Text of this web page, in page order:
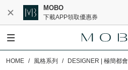
MOBO
下載APP領取優惠券
HOME 風格系列 DESIGNER | 極簡都會